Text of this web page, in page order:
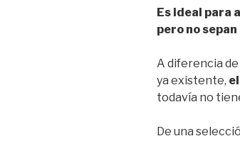
Es ideal para
pero no
A diferencia
ya existente,
todavía no
De una